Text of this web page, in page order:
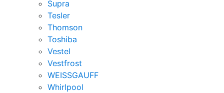
Supra
Tesler
Thomson
Toshiba
Vestel
Vestfrost
WEISSGAUFF
Whirlpool